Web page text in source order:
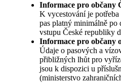
Informace pro občany
K vycestování je
pas platný minimálně
vstupu České republiky
Informace pro občany
Údaje o pasových a
přibližných lhůt pro
jsou k dispozici u
(ministerstvo